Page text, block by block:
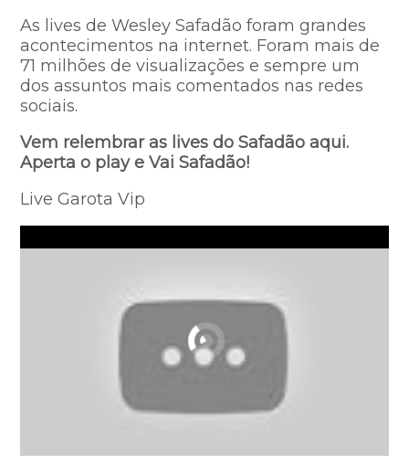
As lives de Wesley Safadão foram grandes
acontecimentos na internet. Foram mais de
71 milhões de visualizações e sempre um
dos assuntos mais comentados nas redes
sociais.
Vem relembrar as lives do Safadão aqui.
Aperta o play e Vai Safadão!
Live Garota Vip